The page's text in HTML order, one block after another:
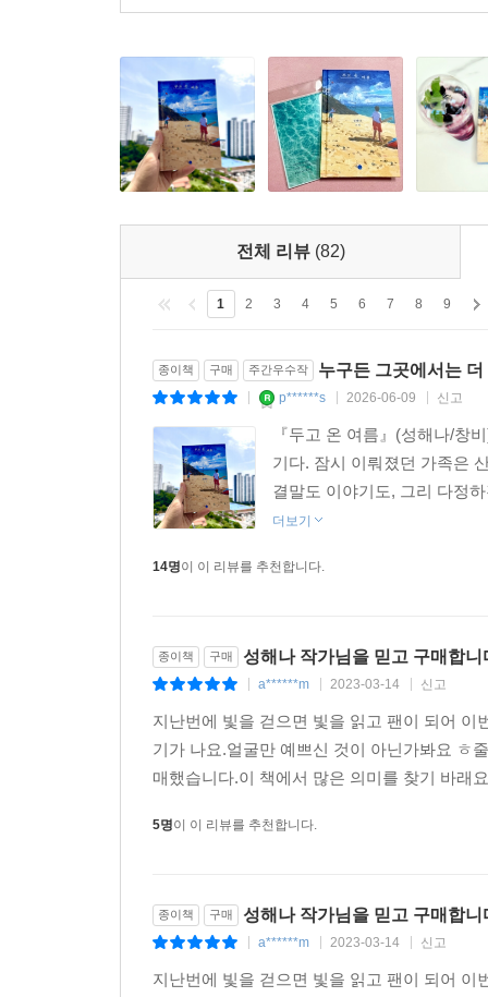
전체 리뷰 (82)
1 2 3 4 5 6 7 8 9
종이책 구매 주간우수작 누구든 그곳에서는
p******s 2026-06-09 신고
『두고 온 여름』(성해나/창
기다. 잠시 이뤄졌던 가족은
결말도 이야기도, 그리 다정
더보기
14명이 이 리뷰를 추천합니다.
종이책 구매 성해나 작가님을 믿고 구매합니
a******m 2023-03-14 신고
지난번에 빛을 걷으면 빛을 읽고 팬이 되어
기가 나요.얼굴만 예쁘신 것이 아닌가봐요 ㅎ
매했습니다.이 책에서 많은 의미를 찾기 바래
5명이 이 리뷰를 추천합니다.
종이책 구매 성해나 작가님을 믿고 구매합니
a******m 2023-03-14 신고
지난번에 빛을 걷으면 빛을 읽고 팬이 되어